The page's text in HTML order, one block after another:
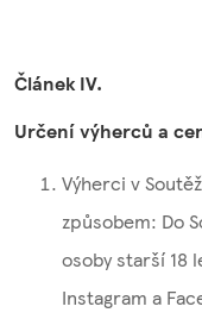
Článek IV.
Určení výherců a
Výherci v
způsobem: Do
osoby starší 18
Instagram a